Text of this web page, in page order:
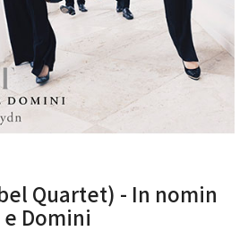
Quartet) - In nomin
e Domini